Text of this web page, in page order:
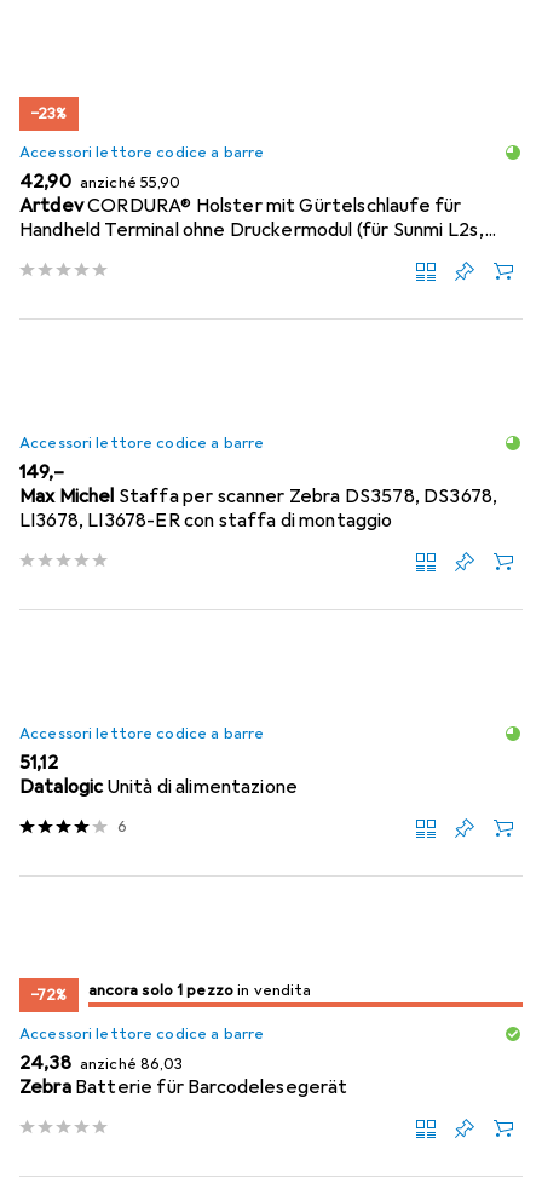
−23%
Accessori lettore codice a barre
EUR
42,90 anziché EUR
55,90
ArtdevCORDURA® Holster mit Gürtelschlaufe für
Handheld Terminal ohne Druckermodul (für Sunmi L2s,...
Accessori lettore codice a barre
EUR
149,–
Max Michel Staffa per scanner Zebra DS3578, DS3678,
LI3678, LI3678-ER con staffa di montaggio
Accessori lettore codice a barre
EUR
51,12
DatalogicUnità di alimentazione
6
−72% solo 1 pezzo in vendita
ancora solo 1 pezzoin vendita
Accessori lettore codice a barre
EUR
24,38 anziché EUR
86,03
Zebra Batterie für Barcodelesegerät